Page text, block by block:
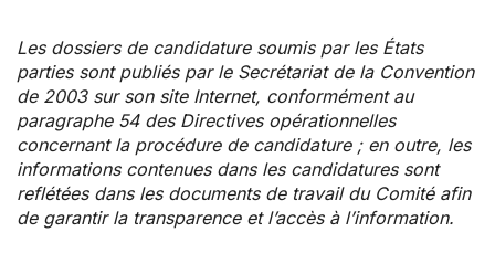
Les dossiers de candidature soumis par les États
parties sont publiés par le Secrétariat de la Convention
de 2003 sur son site Internet, conformément au
paragraphe 54 des Directives opérationnelles
concernant la procédure de candidature ; en outre, les
informations contenues dans les candidatures sont
reflétées dans les documents de travail du Comité afin
de garantir la transparence et l’accès à l’information.